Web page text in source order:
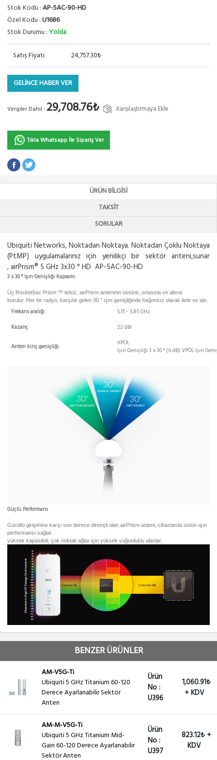
Stok Kodu :AP-5AC-90-HD
Özel Kodu :U1686
Stok Durumu :Yolda
Satış Fiyatı 24,757.30₺
GELİNCE HABER VER
Vergiler Dahil : 29,708.76₺ Karşılaştırmaya Ekle
Tıkla Whatsapp İle Sipariş Ver
ÜRÜN BILGISI
TAKSIT
SORULAR
Ubiquiti Networks, Noktadan Noktaya. Noktadan Çoklu Noktaya
(PtMP) uygulamalarınız için yenilikçi bir sektör anteni,sunar
, airPrism® 5 GHz 3x30 ° HD AP-5AC-90-HD
3 x 30 ° Işın Genişliği Kapsamı
Üç Rocket5ac Prism ™ telsiz, airPrism anteninin üstüne, ortasına ve altına
kurulur. Her bir radyo, karşılık gelen 30 ° ışın genişliğinde bağımsız olarak iletir ve alır.
Frekans aralığı
5,15 - 5,85 GHz
Kazanç
22 dBi
Anten kiriş genişliği
HPOL
Işın Genişliği 3 x 30 ° (6 dB) VPOL Işın
Güçlü Performans
Gürültü girişimine karşı son derece dirençli olan airPrism anteni, cihazlarda üstün ışın
performansı sağlar.
yüksek kapasiteli, çok noktalı ağlar için yüksek yoğunluklu alanlar.
BENZER ÜRÜNLER
AM-V5G-Ti
Ubiquiti 5 GHz Titanium 60-120
Derece Ayarlanabilir Sektör
Anten
Ürün
No :
U396
1,060.91₺
+ KDV
AM-M-V5G-Ti
Ubiquiti 5 GHz Titanium Mid-
Gain 60-120 Derece Ayarlanabilir
Sektör Anten
Ürün
No :
U397
823.12₺ +
KDV